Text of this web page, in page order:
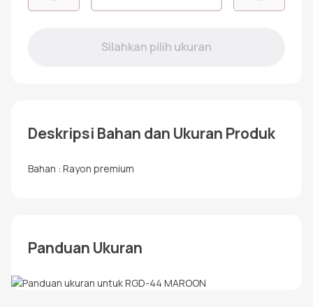
RGD-
Deskripsi Bahan dan Ukuran Produk
Bahan : Rayon premium
Panduan Ukuran